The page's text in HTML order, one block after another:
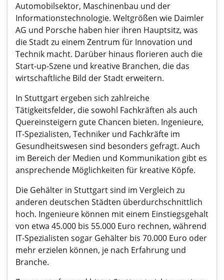
Automobilsektor, Maschinenbau und der
Informationstechnologie. Weltgrößen wie Daimler
AG und Porsche haben hier ihren Hauptsitz, was
die Stadt zu einem Zentrum für Innovation und
Technik macht. Darüber hinaus florieren auch die
Start-up-Szene und kreative Branchen, die das
wirtschaftliche Bild der Stadt erweitern.
In Stuttgart ergeben sich zahlreiche
Tätigkeitsfelder, die sowohl Fachkräften als auch
Quereinsteigern gute Chancen bieten. Ingenieure,
IT-Spezialisten, Techniker und Fachkräfte im
Gesundheitswesen sind besonders gefragt. Auch
im Bereich der Medien und Kommunikation gibt es
ansprechende Möglichkeiten für kreative Köpfe.
Die Gehälter in Stuttgart sind im Vergleich zu
anderen deutschen Städten überdurchschnittlich
hoch. Ingenieure können mit einem Einstiegsgehalt
von etwa 45.000 bis 55.000 Euro rechnen, während
IT-Spezialisten sogar Gehälter bis 70.000 Euro oder
mehr erzielen können, je nach Erfahrung und
Branche.